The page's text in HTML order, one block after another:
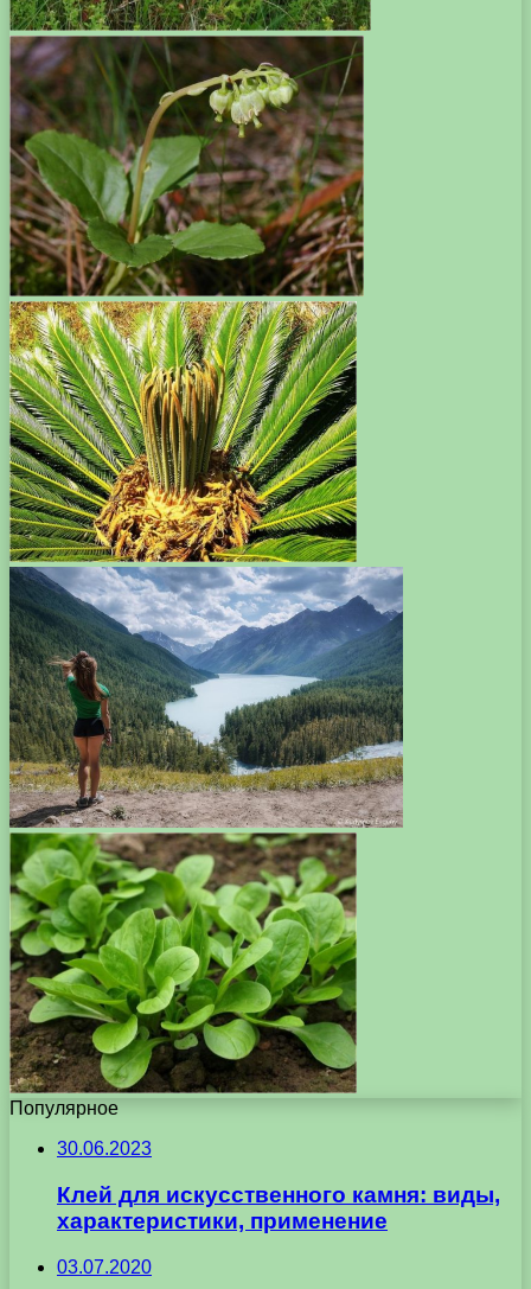
Популярное
30.06.2023
Клей для искусственного камня: виды,
характеристики, применение
03.07.2020